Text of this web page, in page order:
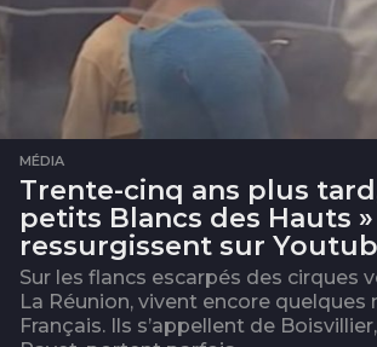
MÉDIA
Trente-cinq ans plus
petits Blancs des Hauts »
ressurgissent sur
Sur les flancs escarpés des cirques
La Réunion, vivent encore quelques
Français. Ils s’appellent de